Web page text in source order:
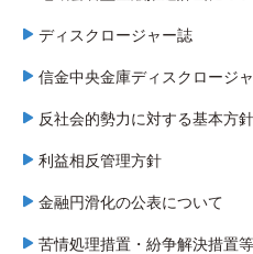
ディスクロージャー誌
信金中央金庫ディスクロージ
反社会的勢力に対する基本方針
利益相反管理方針
金融円滑化の公表について
苦情処理措置・紛争解決措置